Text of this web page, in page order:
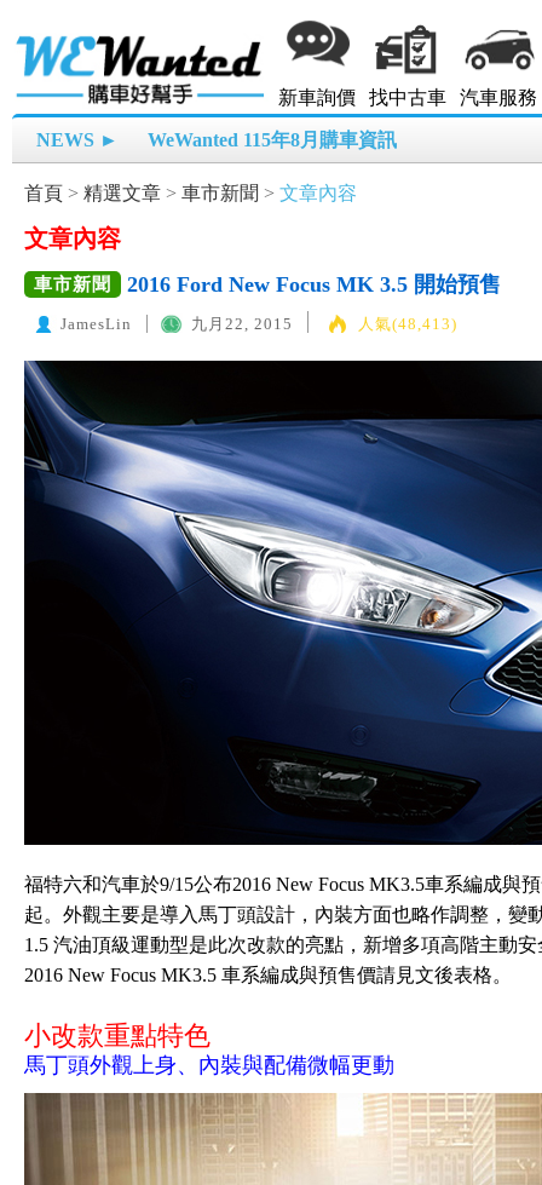
新車詢價 找中古車 汽車服務
NEWS ► WeWanted 115年8月購車資訊
首頁 > 精選文章 > 車市新聞 > 文章內容
文章內容
車市新聞 2016 Ford New Focus MK 3.5 開始預售
JamesLin 九月22, 2015 人氣(48,413)
福特六和汽車於9/15公布2016 New Focus MK3.5車系編成與
起。外觀主要是導入馬丁頭設計，內裝方面也略作調整，變
1.5 汽油頂級運動型是此次改款的亮點，新增多項高階主動
2016 New Focus MK3.5 車系編成與預售價請見文後表格。
小改款重點特色
馬丁頭外觀上身、內裝與配備微幅更動